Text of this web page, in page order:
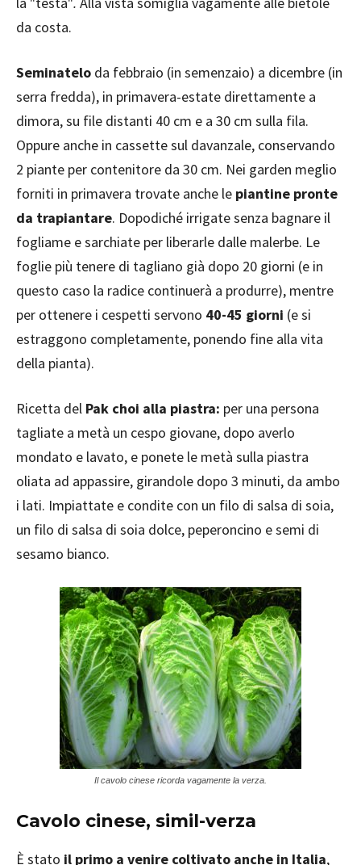
da costa.
Seminatelo da febbraio (in semenzaio) a dicembre (in
serra fredda), in primavera-estate direttamente a
dimora, su file distanti 40 cm e a 30 cm sulla fila.
Oppure anche in cassette sul davanzale, conservando
2 piante per contenitore da 30 cm. Nei garden meglio
forniti in primavera trovate anche le piantine pronte
da trapiantare. Dopodiché irrigate senza bagnare il
fogliame e sarchiate per liberarle dalle malerbe. Le
foglie più tenere di tagliano già dopo 20 giorni (e in
questo caso la radice continuerà a produrre), mentre
per ottenere i cespetti servono 40-45 giorni (e si
estraggono completamente, ponendo fine alla vita
della pianta).
Ricetta del Pak choi alla piastra: per una persona
tagliate a metà un cespo giovane, dopo averlo
mondato e lavato, e ponete le metà sulla piastra
oliata ad appassire, girandole dopo 3 minuti, da ambo
i lati. Impiattate e condite con un filo di salsa di soia,
un filo di salsa di soia dolce, peperoncino e semi di
sesamo bianco.
Il cavolo cinese ricorda vagamente la verza.
Cavolo cinese, simil-verza
È stato il primo a venire coltivato anche in Italia,